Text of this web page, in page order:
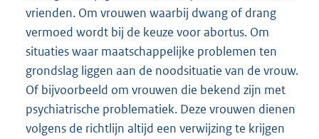
vrienden. Om vrouwen waarbij dwang of drang
vermoed wordt bij de keuze voor abortus. Om
situaties waar maatschappelijke problemen ten
grondslag liggen aan de noodsituatie van de vrouw.
Of bijvoorbeeld om vrouwen die bekend zijn met
psychiatrische problematiek. Deze vrouwen dienen
volgens de richtlijn altijd een verwijzing te krijgen